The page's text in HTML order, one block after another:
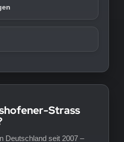
Strass
Deutschland seit 2007 –